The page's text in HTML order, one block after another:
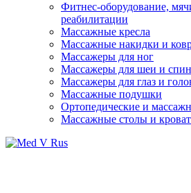
Фитнес-оборудование,
реабилитации
Массажные кресла
Массажные накидки и
Массажеры для ног
Массажеры для шеи и
Массажеры для глаз и
Массажные подушки
Ортопедические и
Массажные столы и